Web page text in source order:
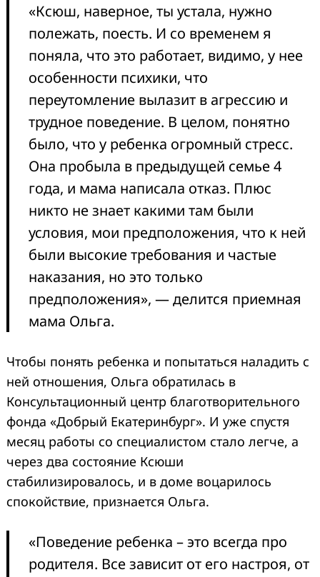
«Ксюш, наверное, ты устала, нужно
полежать, поесть. И со временем я
поняла, что это работает, видимо, у нее
особенности психики, что
переутомление вылазит в агрессию и
трудное поведение. В целом, понятно
было, что у ребенка огромный стресс.
Она пробыла в предыдущей семье 4
года, и мама написала отказ. Плюс
никто не знает какими там были
условия, мои предположения, что к ней
были высокие требования и частые
наказания, но это только
предположения», — делится приемная
мама Ольга.
Чтобы понять ребенка и попытаться наладить с
ней отношения, Ольга обратилась в
Консультационный центр благотворительного
фонда «Добрый Екатеринбург». И уже спустя
месяц работы со специалистом стало легче, а
через два состояние Ксюши
стабилизировалось, и в доме воцарилось
спокойствие, признается Ольга.
«Поведение ребенка – это всегда про
родителя. Все зависит от его настроя, от